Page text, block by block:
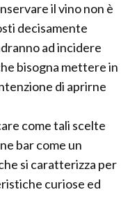
il vino non è
decisamente
ad incidere
bisogna mettere in
di aprirne
come tali scelte
bar come un
si caratterizza per
curiose ed